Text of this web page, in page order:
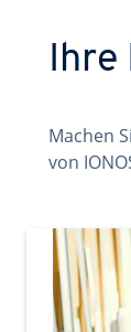
Ihre
Machen
von